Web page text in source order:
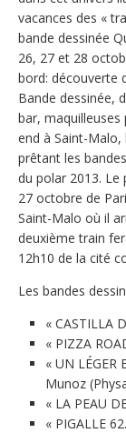
vacances des «
bande dessinée
26, 27 et 28
bord: découverte
Bande dessinée,
bar,
end à Saint-Malo,
prêtant les
du polar 2013. Le
27 octobre de
Saint-Malo où il
deuxième train
12h10 de la cité
Les bandes
« CASTILLA
« PIZZA
« UN LÉGER
Munoz
« LA PEAU
« PIGALLE